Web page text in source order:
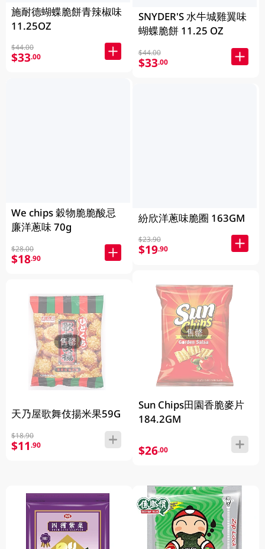
施耐德蝴蝶脆餅青辣椒味
11.25OZ
$44.00
$33.00
We chips 穀物脆脆酸忌
廉洋蔥味 70g
$28.00
$18.90
售罄
天乃屋歌舞伎揚米果59G
$18.90
$11.90
SNYDER'S 水牛城雞翼味
蝴蝶脆餅 11.25 OZ
$44.00
$33.00
紛欣洋蔥味脆圈 163GM
$23.90
$19.90
售罄
Sun Chips田園香脆麥片
184.2GM
$26.00